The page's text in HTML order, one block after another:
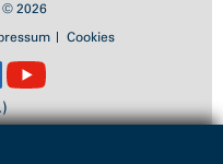
© 2026
Cookies